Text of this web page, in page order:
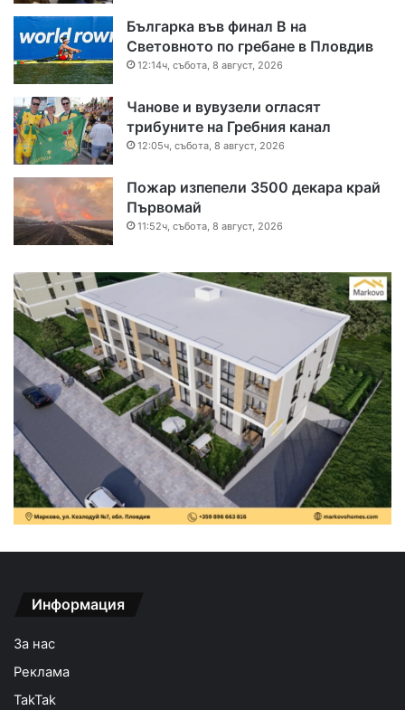
Българка във финал B на
Световното по гребане в Пловдив
12:14ч, събота, 8 август, 2026
Чанове и вувузели огласят
трибуните на Гребния канал
12:05ч, събота, 8 август, 2026
Пожар изпепели 3500 декара край
Първомай
11:52ч, събота, 8 август, 2026
Информация
За нас
Реклама
TakTak